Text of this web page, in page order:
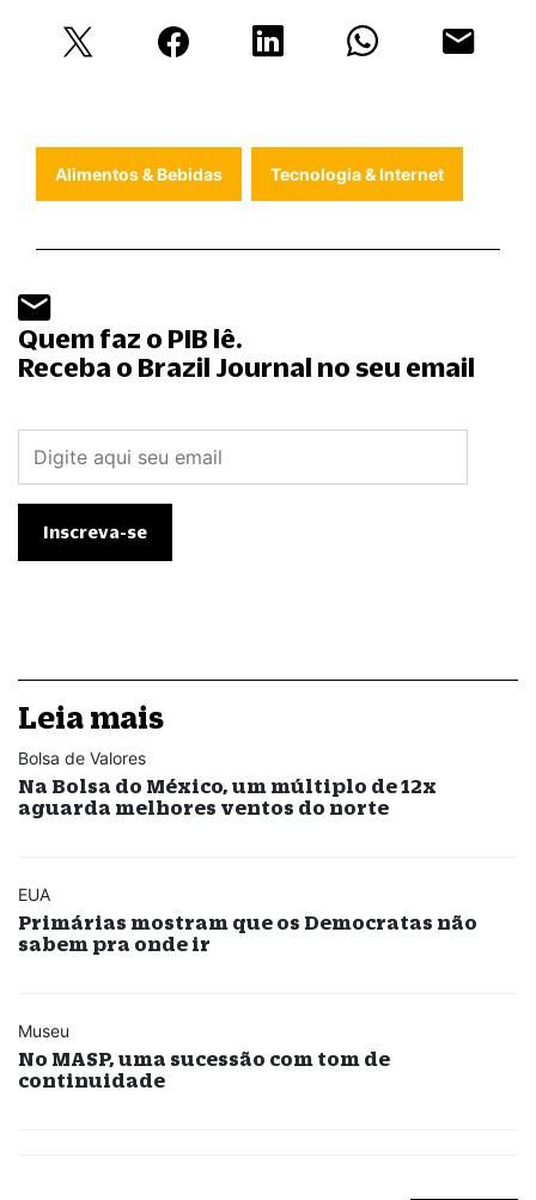
Alimentos & Bebidas Tecnologia & Internet
Quem faz o PIB lê.
Receba o Brazil Journal no seu email
Leia mais
Bolsa de Valores
Na Bolsa do México, um múltiplo de 12x
aguarda melhores ventos do norte
EUA
Primárias mostram que os Democratas não
sabem pra onde ir
Museu
No MASP, uma sucessão com tom de
continuidade